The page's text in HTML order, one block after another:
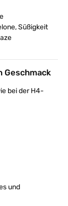
Süßigkeit
Geschmack
bei der H4-
und